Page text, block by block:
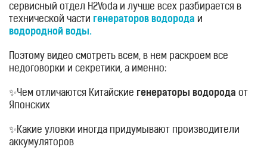
Измерительные
приборы
Товары
здоровья
Приборы
терапии
Дезинфекторы
Аксессуары
ИССЛЕДОВАНИЯ
сервисный отдел H2Voda и лучше всех разбирается в
технической части генераторов водорода и
водородной воды.
Поэтому видео смотреть всем, в нем раскроем все
недоговорки и секретики, а именно:
✨Чем отличаются Китайские генераторы водорода от
Японских
✨Какие уловки иногда придумывают производители
аккумуляторов